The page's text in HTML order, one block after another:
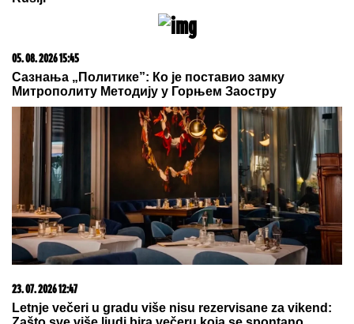
03. 08. 2026 13:23
Hibrid broj 1 koji osvaja Evropu, sada po specijalnoj
akcijskoj ceni od 19.990€ do 31.8.
03. 08. 2026 07:31
25.000 kupaca već kupuje uz PerSu Extra. A ti? Saznaj